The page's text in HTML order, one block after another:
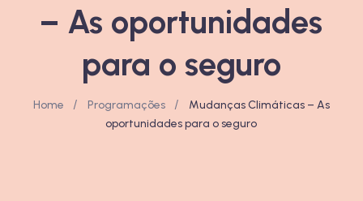
– As oportunidades
para o seguro
Home / Programações /
Mudanças Climáticas – As
oportunidades para o seguro